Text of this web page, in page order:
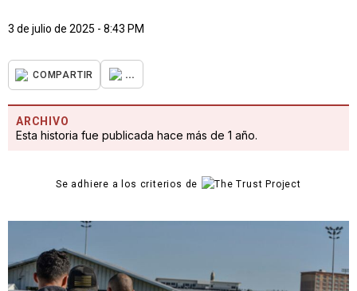
3 de julio de 2025 - 8:43 PM
COMPARTIR ...
ARCHIVO
Esta historia fue publicada hace más de 1 año.
Se adhiere a los criterios de